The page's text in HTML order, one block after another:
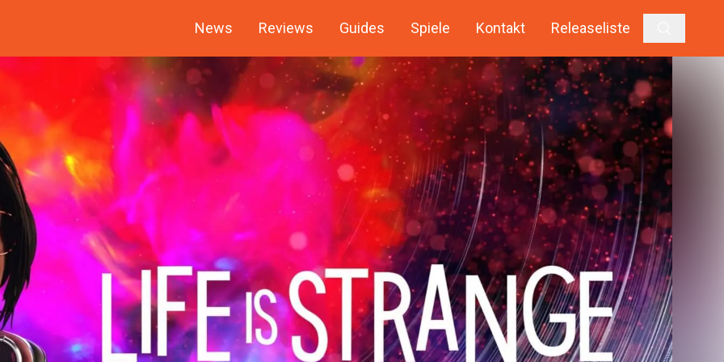
News Reviews Guides Spiele Kontakt Releaseliste